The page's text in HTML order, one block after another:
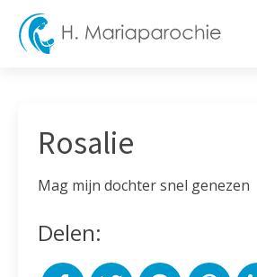
Rosalie
Mag mijn dochter snel genezen
Delen: